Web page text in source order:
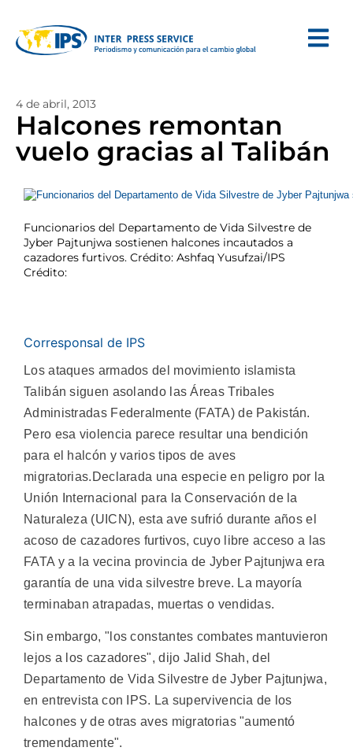
4 de abril, 2013
Halcones remontan
vuelo gracias al Talibán
Funcionarios del Departamento de Vida Silvestre de
Jyber Pajtunjwa sostienen halcones incautados a
cazadores furtivos. Crédito: Ashfaq Yusufzai/IPS
Crédito:
Corresponsal de IPS
Los ataques armados del movimiento islamista
Talibán siguen asolando las Áreas Tribales
Administradas Federalmente (FATA) de Pakistán.
Pero esa violencia parece resultar una bendición
para el halcón y varios tipos de aves
migratorias. Declarada una especie en peligro por la
Unión Internacional para la Conservación de la
Naturaleza (UICN), esta ave sufrió durante años el
acoso de cazadores furtivos, cuyo libre acceso a las
FATA y a la vecina provincia de Jyber Pajtunjwa era
garantía de una vida silvestre breve. La mayoría
terminaban atrapadas, muertas o vendidas.
Sin embargo, "los constantes combates mantuvieron
lejos a los cazadores", dijo Jalid Shah, del
Departamento de Vida Silvestre de Jyber Pajtunjwa,
en entrevista con IPS. La supervivencia de los
halcones y de otras aves migratorias "aumentó
tremendamente".